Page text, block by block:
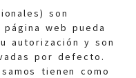
son
web pueda
autorización y son
por defecto.
tienen como